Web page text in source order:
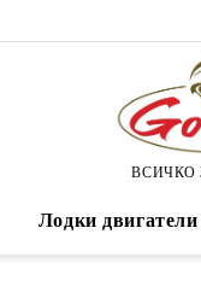
ВСИЧКО
Лодки двигатели